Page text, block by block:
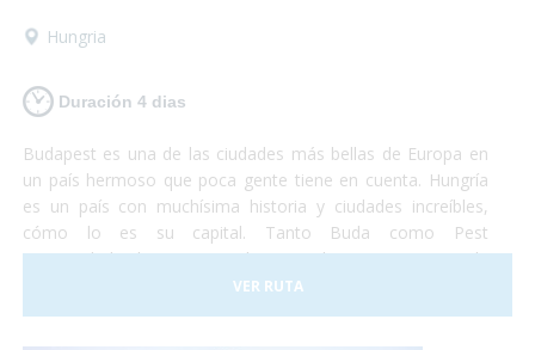
Hungria
Duración 4 dias
Budapest es una de las ciudades más bellas de Europa en
un país hermoso que poca gente tiene en cuenta. Hungría
es un país con muchísima historia y ciudades increíbles,
cómo lo es su capital. Tanto Buda como Pest
eran ciudades hermosas y ahora que lucen como una sola
son la combinación más bella que puedas imaginar. Así que
si tienes unos días no te lo pienses más y vete a conocer
VER RUTA